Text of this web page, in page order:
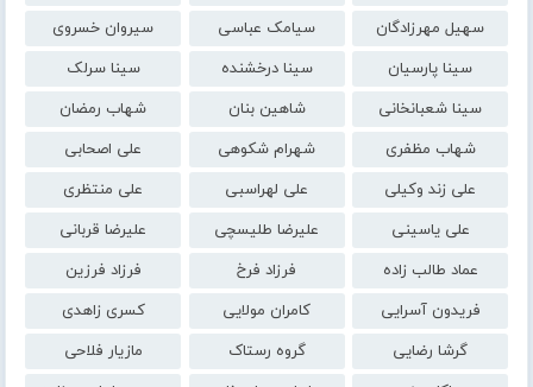
سهیل مهرزادگان
سیامک عباسی
سیروان خسروی
سینا پارسیان
سینا درخشنده
سینا سرلک
سینا شعبانخانی
شاهین بنان
شهاب رمضان
شهاب مظفری
شهرام شکوهی
علی اصحابی
علی زند وکیلی
علی لهراسبی
علی منتظری
علی یاسینی
علیرضا طلیسچی
علیرضا قربانی
عماد طالب زاده
فرزاد فرخ
فرزاد فرزین
فریدون آسرایی
کامران مولایی
کسری زاهدی
گرشا رضایی
گروه رستاک
مازیار فلاحی